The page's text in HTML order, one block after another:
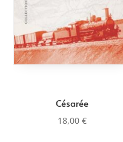
Césarée
18,00€